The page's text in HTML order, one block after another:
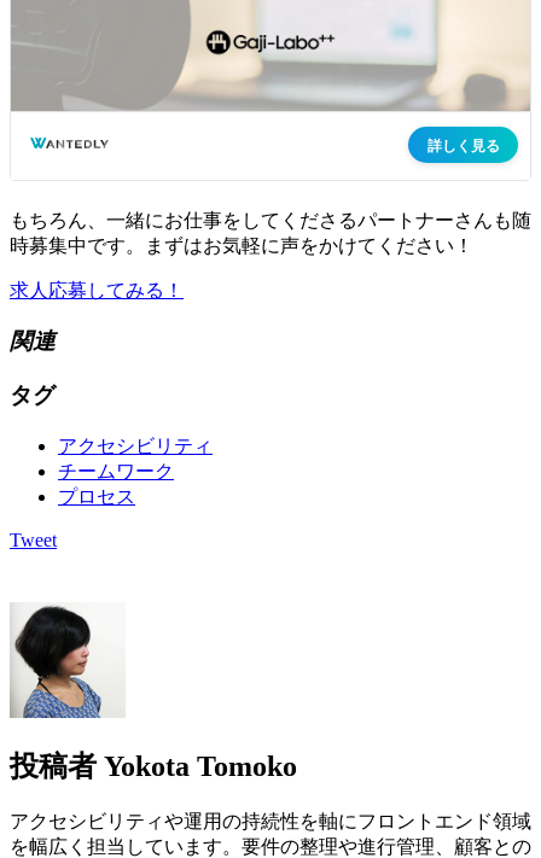
もちろん、一緒にお仕事をしてくださるパートナーさんも随
時募集中です。まずはお気軽に声をかけてください！
求人応募してみる！
関連
タグ
アクセシビリティ
チームワーク
プロセス
Tweet
投稿者 Yokota Tomoko
アクセシビリティや運用の持続性を軸にフロントエンド領域
を幅広く担当しています。要件の整理や進行管理、顧客との